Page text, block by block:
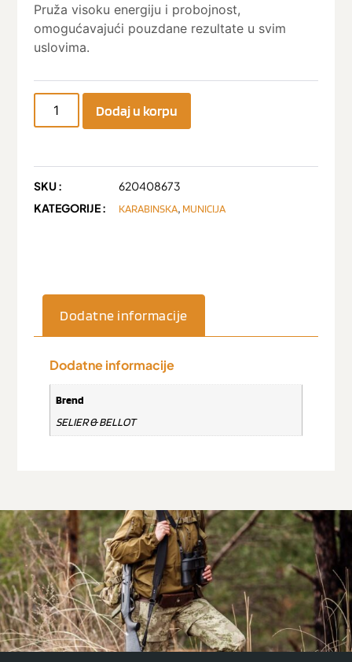
Pruža visoku energiju i probojnost,
omogućavajući pouzdane rezultate u svim
uslovima.
Dodaj u korpu
SKU :
620408673
KATEGORIJE :
KARABINSKA, MUNICIJA
Dodatne informacije
Dodatne informacije
Brend
SELIER & BELLOT